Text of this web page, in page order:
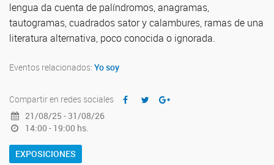
lengua da cuenta de palíndromos, anagramas,
tautogramas, cuadrados sator y calambures, ramas de una
literatura alternativa, poco conocida o ignorada.
Eventos relacionados: Yo soy
Compartir en redes sociales
21/08/25 - 31/08/26
14:00 - 19:00 hs.
EXPOSICIONES